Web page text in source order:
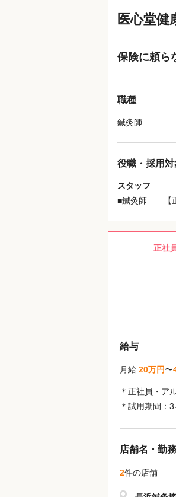
医心堂健
保険に頼ら
職種
鍼灸師
役職・採用対
スタッフ
■鍼灸師 【正
正社
給与
月給 20万円〜
＊正社員・ア
＊試用期間：
店舗名・勤
2件の店舗